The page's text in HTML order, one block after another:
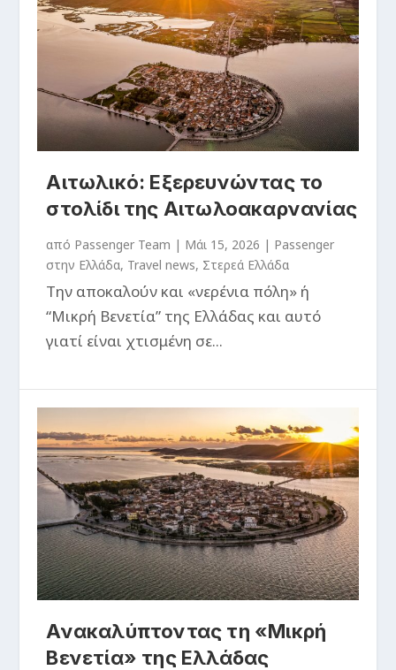
Αιτωλικό: Εξερευνώντας το
στολίδι της Αιτωλοακαρνανίας
από Passenger Team | Μάι 15, 2026 | Passenger
στην Ελλάδα, Travel news, Στερεά Ελλάδα
Την αποκαλούν και «νερένια πόλη» ή
“Μικρή Βενετία” της Ελλάδας και αυτό
γιατί είναι χτισμένη σε...
Ανακαλύπτοντας τη «Μικρή
Βενετία» της Ελλάδας